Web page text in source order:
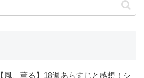
【風、薫る】18週あらすじと感想！シ